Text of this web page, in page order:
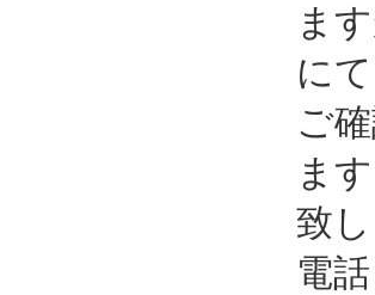
ま
に
ご
ま
致
電